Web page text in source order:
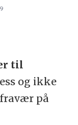
til
og ikke
på